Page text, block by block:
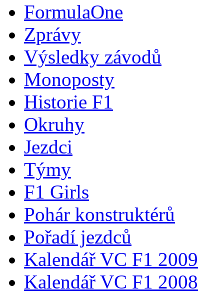
FormulaOne
Zprávy
Výsledky závodů
Monoposty
Historie F1
Okruhy
Jezdci
Týmy
F1 Girls
Pohár konstruktérů
Pořadí jezdců
Kalendář VC F1 2009
Kalendář VC F1 2008